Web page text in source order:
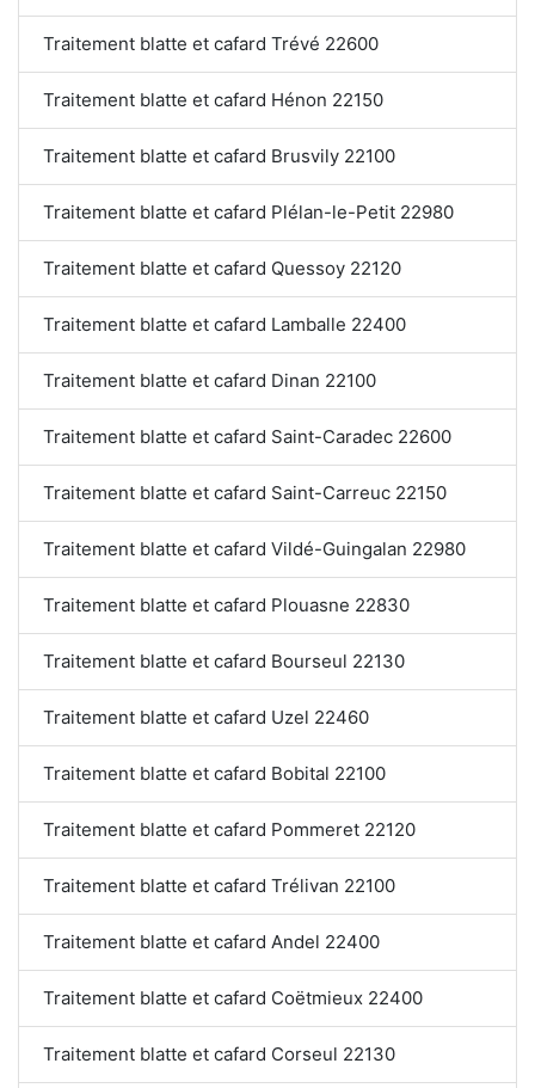
Traitement blatte et cafard Trévé 22600
Traitement blatte et cafard Hénon 22150
Traitement blatte et cafard Brusvily 22100
Traitement blatte et cafard Plélan-le-Petit 22980
Traitement blatte et cafard Quessoy 22120
Traitement blatte et cafard Lamballe 22400
Traitement blatte et cafard Dinan 22100
Traitement blatte et cafard Saint-Caradec 22600
Traitement blatte et cafard Saint-Carreuc 22150
Traitement blatte et cafard Vildé-Guingalan 22980
Traitement blatte et cafard Plouasne 22830
Traitement blatte et cafard Bourseul 22130
Traitement blatte et cafard Uzel 22460
Traitement blatte et cafard Bobital 22100
Traitement blatte et cafard Pommeret 22120
Traitement blatte et cafard Trélivan 22100
Traitement blatte et cafard Andel 22400
Traitement blatte et cafard Coëtmieux 22400
Traitement blatte et cafard Corseul 22130